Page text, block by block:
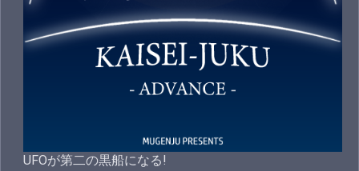
UFOが第二の黒船になる!